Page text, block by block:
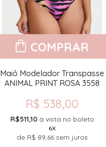
COMPRAR
Maiô Modelador Transpasse
ANIMAL PRINT ROSA 3558
R$ 538,00
R$511,10 à vista no boleto
6X
de R$ 89,66sem juros